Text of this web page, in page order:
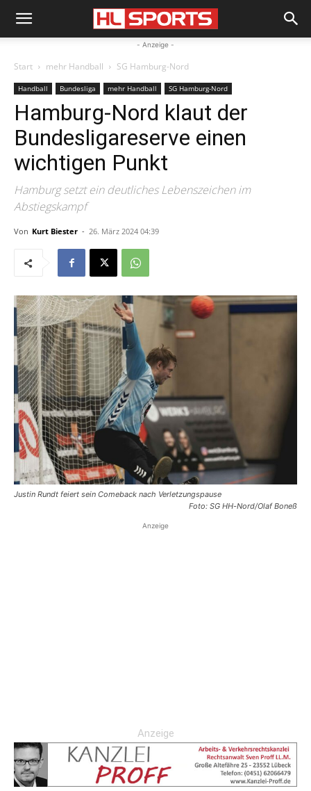
- Anzeige -
Start mehr Handball SG Hamburg-Nord
Handball Bundesliga mehr Handball SG Hamburg-Nord
Hamburg-Nord klaut der
Bundesligareserve einen
wichtigen Punkt
Hamburg setzt ein deutliches Lebenszeichen im
Abstiegskampf
Von Kurt Biester - 26. März 2024 04:39
Justin Rundt feiert sein Comeback nach Verletzungspause
Foto: SG HH-Nord/Olaf Boneß
Anzeige
Anzeige